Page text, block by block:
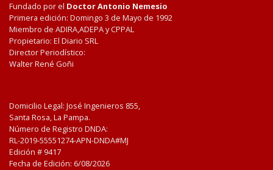
Fundado por el Doctor Antonio Nemesio
Primera edición: Domingo 3 de Mayo de 1992
Miembro de ADIRA,ADEPA y CPPAL
Propietario: El Diario SRL
Director Periodístico:
Walter René Goñi
Domicilio Legal: José Ingenieros 855,
Santa Rosa, La Pampa.
Número de Registro DNDA:
RL-2019-55551274-APN-DNDA#MJ
Edición # 9417
Fecha de Edición: 6/08/2026